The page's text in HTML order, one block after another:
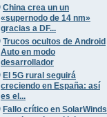
China crea un un
«supernodo de 14 nm»
gracias a DF...
Trucos ocultos de Android
Auto en modo
desarrollador
El 5G rural seguirá
creciendo en España: así
es el...
Fallo crítico en SolarWinds